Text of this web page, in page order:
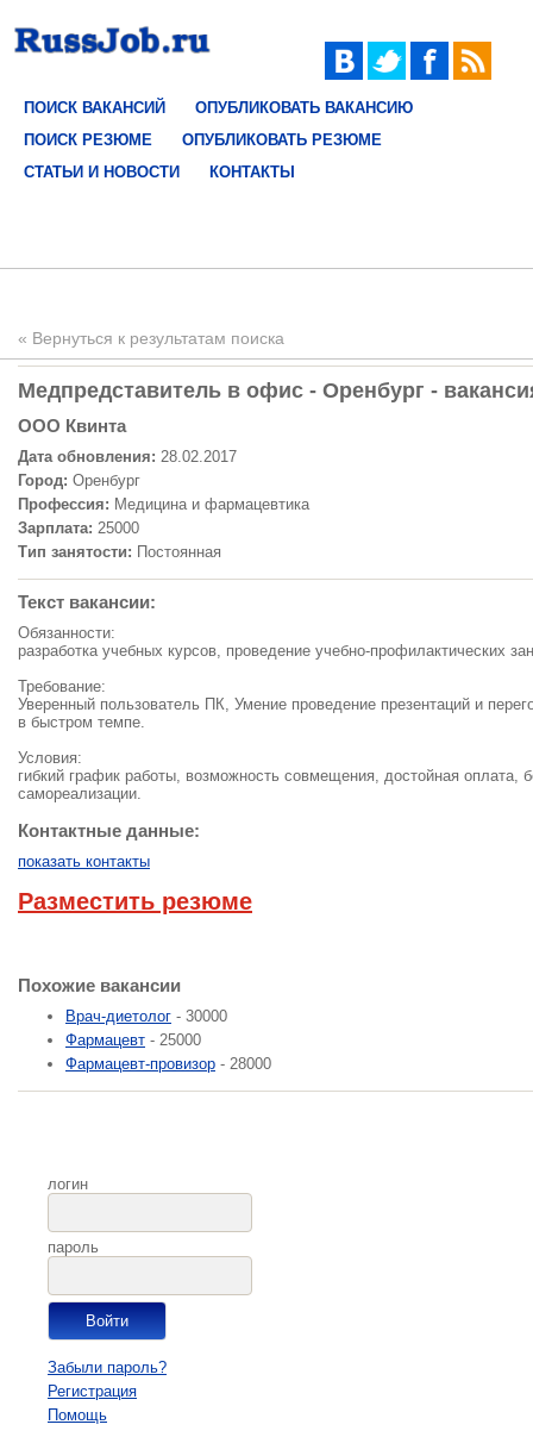
ПОИСК ВАКАНСИЙ
ОПУБЛИКОВАТЬ ВАКАНСИЮ
ПОИСК РЕЗЮМЕ
ОПУБЛИКОВАТЬ РЕЗЮМЕ
СТАТЬИ И НОВОСТИ
КОНТАКТЫ
« Вернуться к результатам поиска
Медпредставитель в офис - Оренбург -
OOO Квинта
Дата обновления: 28.02.2017
Город: Оренбург
Профессия: Медицина и фармацевтика
Зарплата: 25000
Тип занятости: Постоянная
Текст вакансии:
Обязанности:
разработка учебных курсов, проведение учебно-профилактических
Требование:
Уверенный пользователь ПК, Умение проведение презентаций и
в быстром темпе.
Условия:
гибкий график работы, возможность совмещения, достойная оплата,
самореализации.
Контактные данные:
показать контакты
Разместить резюме
Похожие вакансии
Врач-диетолог - 30000
Фармацевт - 25000
Фармацевт-провизор - 28000
логин
пароль
Забыли пароль?
Регистрация
Помощь